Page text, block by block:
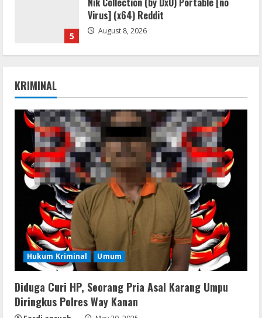
5
Virus] (x64) Reddit
August 8, 2026
1
Tersangka Ayah Tiri Diamankan
August 9, 2026
2
Coop
Uncharted: Legacy of Thieves
Collection Compressed Repack 2026
August 9, 2026
3
Resettools
Display Changer X Portable + Crack
[Final] (x64) Final FileCR
August 9, 2026
Img
Office 2019 LTSC Professional Plus
KRIMINAL
Hukum Kriminal Umum
Diduga Curi HP, Seorang Pria Asal Karang Umpu
Diringkus Polres Way Kanan